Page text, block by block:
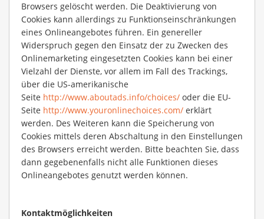
Browsers gelöscht werden. Die Deaktivierung von
Cookies kann allerdings zu Funktionseinschränkungen
eines Onlineangebotes führen. Ein genereller
Widerspruch gegen den Einsatz der zu Zwecken des
Onlinemarketing eingesetzten Cookies kann bei einer
Vielzahl der Dienste, vor allem im Fall des Trackings,
über die US-amerikanische
Seite http://www.aboutads.info/choices/ oder die EU-
Seite http://www.youronlinechoices.com/ erklärt
werden. Des Weiteren kann die Speicherung von
Cookies mittels deren Abschaltung in den Einstellungen
des Browsers erreicht werden. Bitte beachten Sie, dass
dann gegebenenfalls nicht alle Funktionen dieses
Onlineangebotes genutzt werden können.
Kontaktmöglichkeiten